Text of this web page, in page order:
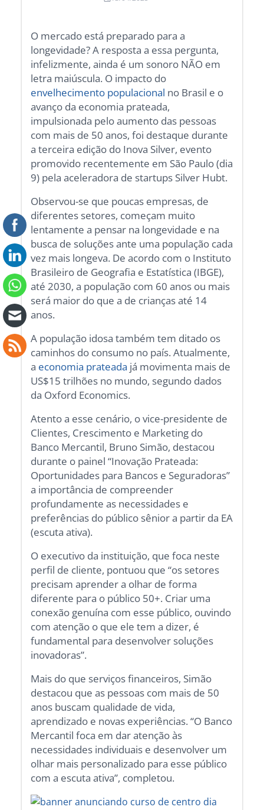
O mercado está preparado para a
longevidade? A resposta a essa pergunta,
infelizmente, ainda é um sonoro NÃO em
letra maiúscula. O impacto do
envelhecimento populacional no Brasil e o
avanço da economia prateada,
impulsionada pelo aumento das pessoas
com mais de 50 anos, foi destaque durante
a terceira edição do Inova Silver, evento
promovido recentemente em São Paulo (dia
9) pela aceleradora de startups Silver Hubt.
Observou-se que poucas empresas, de
diferentes setores, começam muito
lentamente a pensar na longevidade e na
busca de soluções ante uma população cada
vez mais longeva. De acordo com o Instituto
Brasileiro de Geografia e Estatística (IBGE),
até 2030, a população com 60 anos ou mais
será maior do que a de crianças até 14
anos.
A população idosa também tem ditado os
caminhos do consumo no país. Atualmente,
a economia prateada já movimenta mais de
US$15 trilhões no mundo, segundo dados
da Oxford Economics.
Atento a esse cenário, o vice-presidente de
Clientes, Crescimento e Marketing do
Banco Mercantil, Bruno Simão, destacou
durante o painel “Inovação Prateada:
Oportunidades para Bancos e Seguradoras”
a importância de compreender
profundamente as necessidades e
preferências do público sênior a partir da EA
(escuta ativa).
O executivo da instituição, que foca neste
perfil de cliente, pontuou que “os setores
precisam aprender a olhar de forma
diferente para o público 50+. Criar uma
conexão genuína com esse público, ouvindo
com atenção o que ele tem a dizer, é
fundamental para desenvolver soluções
inovadoras”.
Mais do que serviços financeiros, Simão
destacou que as pessoas com mais de 50
anos buscam qualidade de vida,
aprendizado e novas experiências. “O Banco
Mercantil foca em dar atenção às
necessidades individuais e desenvolver um
olhar mais personalizado para esse público
com a escuta ativa”, completou.